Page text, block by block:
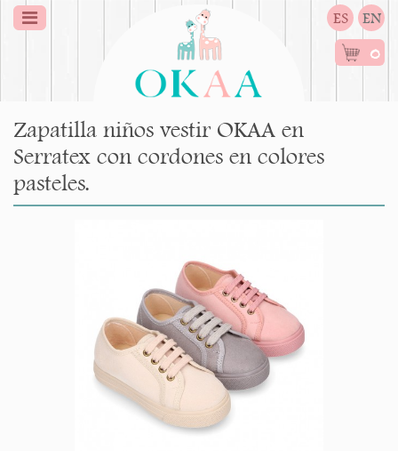
ES EN
0
Zapatilla niños vestir OKAA en
Serratex con cordones en colores
pasteles.